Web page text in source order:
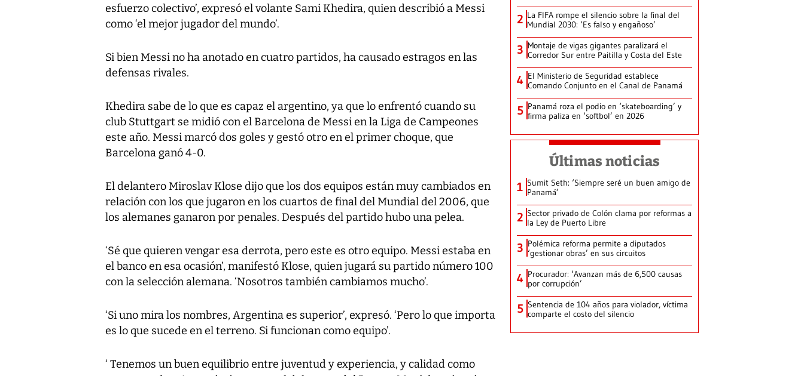
esfuerzo colectivo’, expresó el volante Sami Khedira, quien describió a Messi
como ‘el mejor jugador del mundo’.
Si bien Messi no ha anotado en cuatro partidos, ha causado estragos en las
defensas rivales.
Khedira sabe de lo que es capaz el argentino, ya que lo enfrentó cuando su
club Stuttgart se midió con el Barcelona de Messi en la Liga de Campeones
este año. Messi marcó dos goles y gestó otro en el primer choque, que
Barcelona ganó 4-0.
El delantero Miroslav Klose dijo que los dos equipos están muy cambiados en
relación con los que jugaron en los cuartos de final del Mundial del 2006, que
los alemanes ganaron por penales. Después del partido hubo una pelea.
‘Sé que quieren vengar esa derrota, pero este es otro equipo. Messi estaba en
el banco en esa ocasión’, manifestó Klose, quien jugará su partido número 100
con la selección alemana. ‘Nosotros también cambiamos mucho’.
‘Si uno mira los nombres, Argentina es superior’, expresó. ‘Pero lo que importa
es lo que sucede en el terreno. Si funcionan como equipo’.
‘ Tenemos un buen equilibrio entre juventud y experiencia, y calidad como
2 La FIFA rompe el silencio sobre la final del
Mundial 2030: ‘Es falso y engañoso’
3 Montaje de vigas gigantes paralizará el
Corredor Sur entre Paitilla y Costa del Este
4 El Ministerio de Seguridad establece
Comando Conjunto en el Canal de Panamá
5 Panamá roza el podio en ‘skateboarding’ y
firma paliza en ‘softbol’ en 2026
Últimas noticias
1 Sumit Seth: ‘Siempre seré un buen amigo de
Panamá’
2 Sector privado de Colón clama por reformas a
la Ley de Puerto Libre
3 Polémica reforma permite a diputados
‘gestionar obras’ en sus circuitos
4 Procurador: ‘Avanzan más de 6,500 causas
por corrupción’
5 Sentencia de 104 años para violador, víctima
comparte el costo del silencio